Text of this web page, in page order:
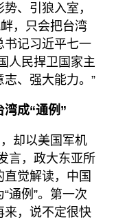
、引狼入室，
，只会把台湾
书记习近平七一
人民捍卫国家主
、强大能力。”
成“通例”
却以美国军机
言，政大东亚所
觉解读，中国
通例”。第一次
来，说不定很快